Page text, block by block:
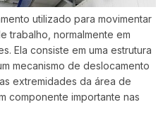
utilizado para movimentar
trabalho, normalmente em
Ela consiste em uma estrutura
mecanismo de deslocamento
extremidades da área de
componente importante nas